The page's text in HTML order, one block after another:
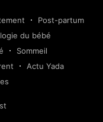
Post-partum
du bébé
Sommeil
Actu Yada